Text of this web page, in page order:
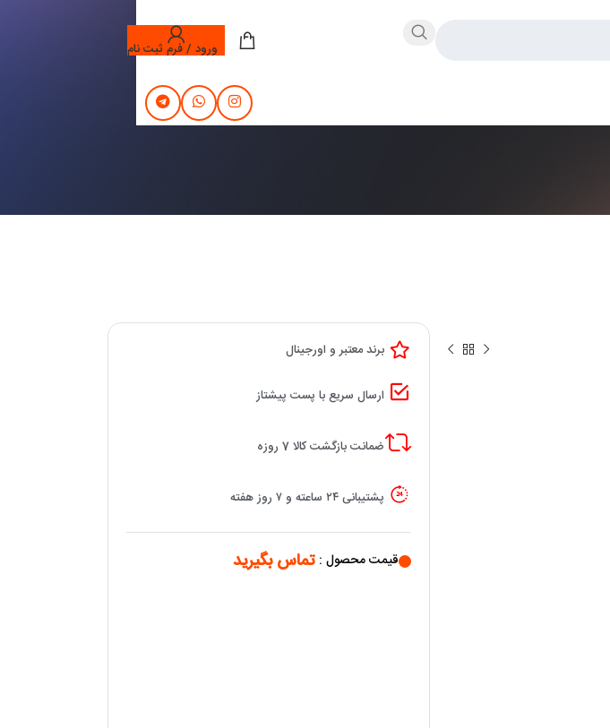
ورود / فرم ثبت نام
برند معتبر و اورجینال
ارسال سریع با پست پیشتاز
ضمانت بازگشت کالا 7 روزه
پشتیبانی ۲۴ ساعته و ۷ روز هفته
قیمت محصول : تماس بگیرید